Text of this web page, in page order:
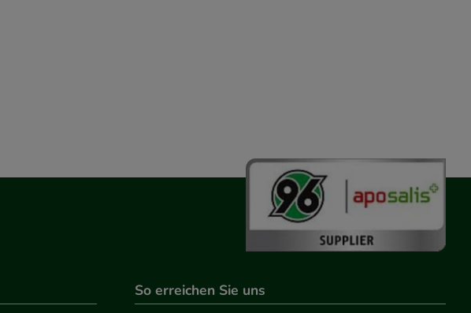
So erreichen Sie uns